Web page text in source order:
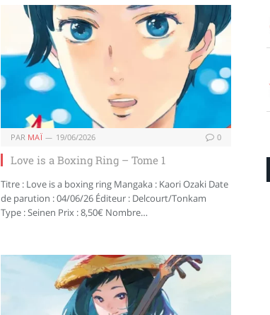
PAR MAÏ 19/06/2026 0
Love is a Boxing Ring – Tome 1
Titre : Love is a boxing ring Mangaka : Kaori Ozaki Date
de parution : 04/06/26 Éditeur : Delcourt/Tonkam
Type : Seinen Prix : 8,50€ Nombre…